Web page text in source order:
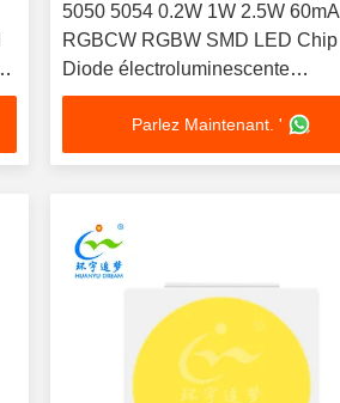
5050 5054 0.2W 1W 2.5W 60mA
RGBCW RGBW SMD LED Chip
Diode électroluminescente
multicolore SMD LED Rohs
technologie de puce LED pour la
lumière de scène
Parlez Maintenant. '